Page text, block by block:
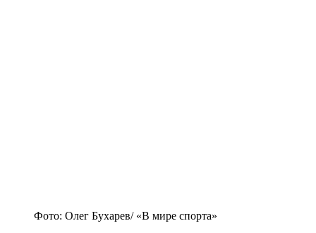
Фото: Олег Бухарев/ «В мире спорта»